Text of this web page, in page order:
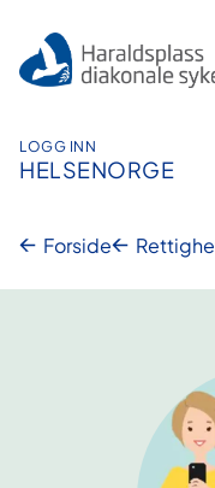
innhold
LOGG INN
HELSENORGE
Forside